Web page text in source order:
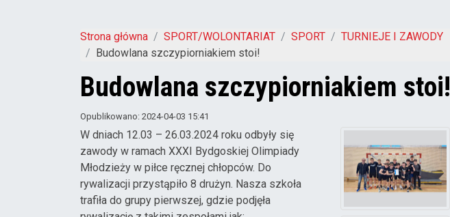
Strona główna SPORT/WOLONTARIAT SPORT
TURNIEJE I ZAWODY
Budowlana szczypiorniakiem stoi!
Budowlana szczypiorniakiem stoi!
Opublikowano: 2024-04-03 15:41
W dniach 12.03 – 26.03.2024 roku odbyły się
zawody w ramach XXXI Bydgoskiej Olimpiady
Młodzieży w piłce ręcznej chłopców. Do
rywalizacji przystąpiło 8 drużyn. Nasza szkoła
trafiła do grupy pierwszej, gdzie podjęła